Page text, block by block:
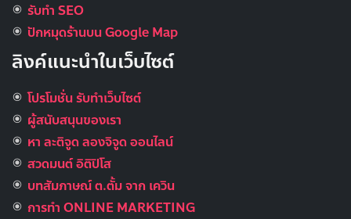
รับทำ SEO
ปักหมุดร้านบน Google Map
ลิงค์แนะนำในเว็บไซต์
โปรโมชั่น รับทำเว็บไซต์
ผู้สนับสนุนของเรา
หา ละติจูด ลองจิจูด ออนไลน์
สวดมนต์ อิติปิโส
บทสัมภาษณ์ ต.ตั้ม จาก เควิน
การทำ ONLINE MARKETING